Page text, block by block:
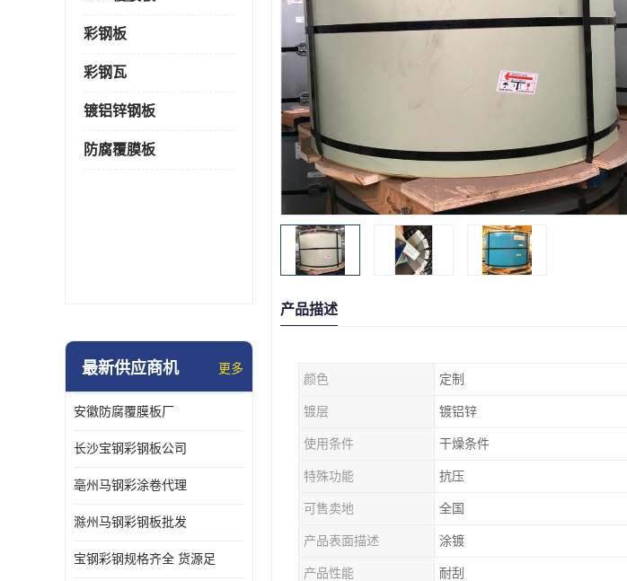
彩钢板
彩钢瓦
镀铝锌钢板
防腐覆膜板
最新供应商机 更多
安徽防腐覆膜板厂
长沙宝钢彩钢板公司
亳州马钢彩涂卷代理
滁州马钢彩钢板批发
宝钢彩钢规格齐全 货源足
产品描述
颜色 定制
镀层 镀铝锌
使用条件 干燥条件
特殊功能 抗压
可售卖地 全国
产品表面描述 涂镀
产品性能 耐刮